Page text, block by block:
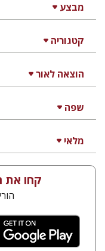
מבצע
קטגוריה
הוצאה לאור
שפה
מלאי
קחו את